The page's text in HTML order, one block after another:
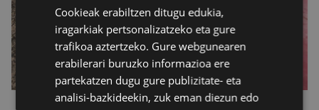
Cookieak erabiltzen ditugu edukia,
iragarkiak pertsonalizatzeko eta gure
trafikoa aztertzeko. Gure webgunearen
erabilerari buruzko informazioa ere
partekatzen dugu gure publizitate- eta
analisi-bazkideekin, zuk eman diezun edo